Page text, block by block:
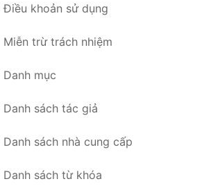
Điều khoản sử dụng
Miễn trừ trách nhiệm
Danh mục
Danh sách tác giả
Danh sách nhà cung cấp
Danh sách từ khóa